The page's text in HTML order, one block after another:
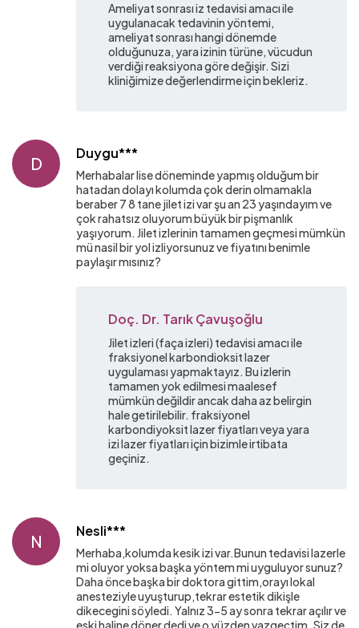
Ameliyat sonrası iz tedavisi amacı ile
uygulanacak tedavinin yöntemi,
ameliyat sonrası hangi dönemde
olduğunuza, yara izinin türüne, vücudun
verdiği reaksiyona göre değişir. Sizi
kliniğimize değerlendirme için bekleriz.
D
Duygu***
Merhabalar lise döneminde yapmış olduğum bir
hatadan dolayı kolumda çok derin olmamakla
beraber 7 8 tane jilet izi var şu an 23 yaşındayım ve
çok rahatsız oluyorum büyük bir pişmanlık
yaşıyorum. Jilet izlerinin tamamen geçmesi mümkün
mü nasil bir yol izliyorsunuz ve fiyatını benimle
paylaşır mısınız?
Doç. Dr. Tarık Çavuşoğlu
Jilet izleri (faça izleri) tedavisi amacı ile
fraksiyonel karbondioksit lazer
uygulaması yapmaktayız. Bu izlerin
tamamen yok edilmesi maalesef
mümkün değildir ancak daha az belirgin
hale getirilebilir. fraksiyonel
karbondiyoksit lazer fiyatları veya yara
izi lazer fiyatları için bizimle irtibata
geçiniz.
N
Nesli***
Merhaba,kolumda kesik izi var.Bunun tedavisi lazerle
mi oluyor yoksa başka yöntem mi uyguluyor sunuz?
Daha önce başka bir doktora gittim,orayı lokal
anesteziyle uyuşturup,tekrar estetik dikişle
dikecegini söyledi. Yalnız 3-5 ay sonra tekrar açılır ve
eski haline döner dedi ve o yüzden vazgeçtim. Siz de